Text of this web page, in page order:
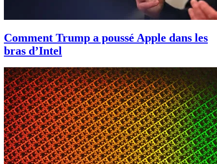
Comment Trump a poussé Apple dans les
bras d’Intel